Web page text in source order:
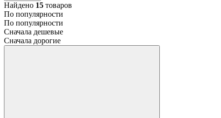
Найдено 15 товаров
По популярности
По популярности
Сначала дешевые
Сначала дорогие